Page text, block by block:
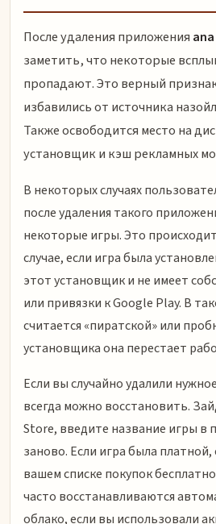
После удаления приложения
заметить, что некоторые
пропадают. Это верный
избавились от источника
Также освободится место на
установщик и кэш рекламных
В некоторых случаях
после удаления такого
некоторые игры. Это
случае, если игра была
этот установщик и не имеет
или привязки к Google Play. В
считается «пиратской» или
установщика она перестает
Если вы случайно удалили
всегда можно восстановить.
Store, введите название игры в
заново. Если игра была платной,
вашем списке покупок
часто восстанавливаются
облако, если вы использовали